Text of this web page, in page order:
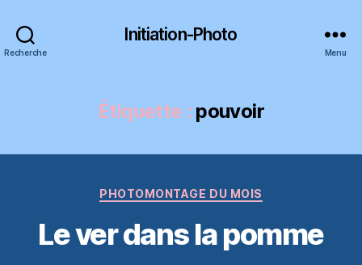
Recherche
Initiation-Photo
Menu
Étiquette : pouvoir
Catégories
PHOTOMONTAGE DU MOIS
Le ver dans la pomme